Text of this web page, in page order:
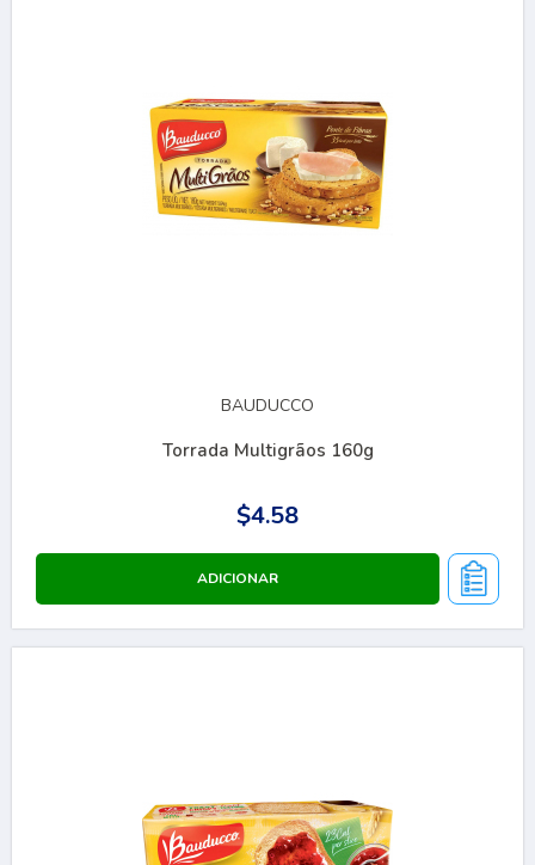
BAUDUCCO
Torrada Multigrãos 160g
$4.58